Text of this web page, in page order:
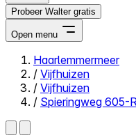
Probeer Walter gratis
Open menu
Close menu
Haarlemmermeer
/ Vijfhuizen
/ Vijfhuizen
/ Spieringweg 605-R